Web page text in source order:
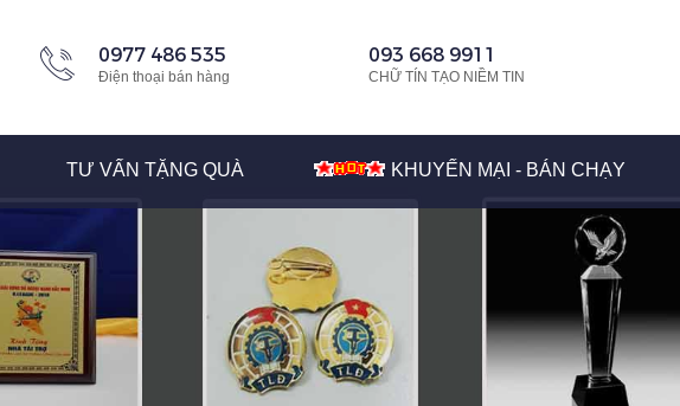
0977 486 535
Điện thoại bán hàng
093 668 9911
CHỮ TÍN TẠO NIỀM TIN
TƯ VẤN TẶNG QUÀ KHUYẾN MẠI - BÁN CHẠY